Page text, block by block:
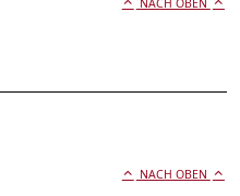
NACH OBEN
NACH OBEN